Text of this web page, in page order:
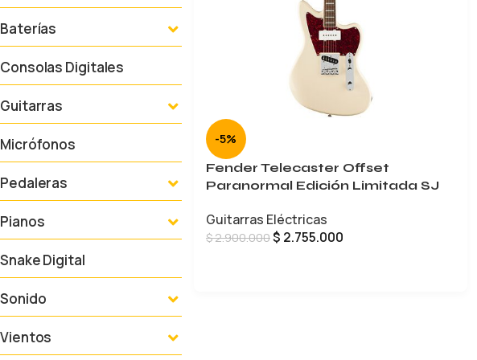
Baterías
Consolas Digitales
Guitarras
Micrófonos
Pedaleras
Pianos
Snake Digital
Sonido
Vientos
-5%
Fender Telecaster Offset
Paranormal Edición Limitada SJ
Guitarras Eléctricas
$2.900.000$ 2.755.000